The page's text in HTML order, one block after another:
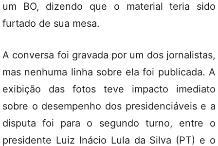
um BO, dizendo que o material teria sido
furtado de sua mesa.
A conversa foi gravada por um dos jornalistas,
mas nenhuma linha sobre ela foi publicada. A
exibição das fotos teve impacto imediato
sobre o desempenho dos presidenciáveis e a
disputa foi para o segundo turno, entre o
presidente Luiz Inácio Lula da Silva (PT) e o